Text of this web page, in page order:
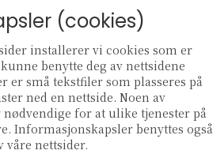
(cookies)
installerer vi cookies som er
benytte deg av nettsidene
er små tekstfiler som plasseres på
ned en nettside. Noen av
for at ulike tjenester på
Informasjonskapsler benyttes også
våre nettsider.